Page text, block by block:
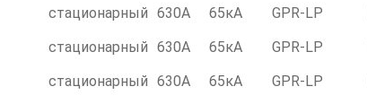
стационарный 630А 65кА GPR-LР
стационарный 630А 65кА GPR-LР
стационарный 630А 65кА GPR-LР